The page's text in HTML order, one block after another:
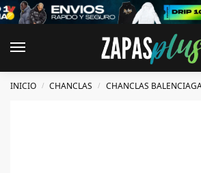
INICIO / CHANCLAS / CHANCLAS